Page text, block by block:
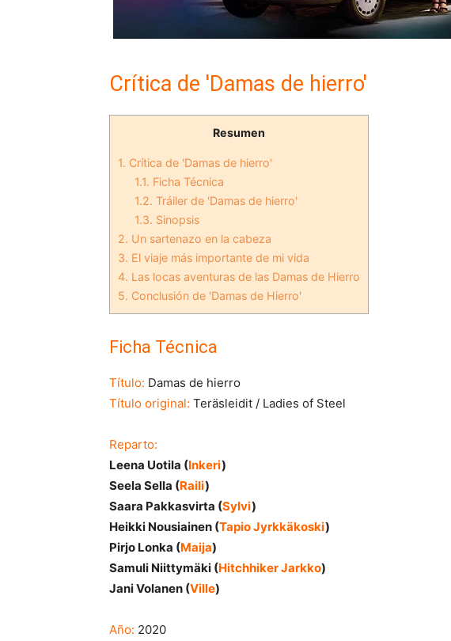
Crítica de 'Damas de hierro'
Resumen
1. Crítica de 'Damas de hierro'
1.1. Ficha Técnica
1.2. Tráiler de 'Damas de hierro'
1.3. Sinopsis
2. Un sartenazo en la cabeza
3. El viaje más importante de mi vida
4. Las locas aventuras de las Damas de Hierro
5. Conclusión de 'Damas de Hierro'
Ficha Técnica
Título: Damas de hierro
Título original: Teräsleidit / Ladies of Steel
Reparto:
Leena Uotila (Inkeri)
Seela Sella (Raili)
Saara Pakkasvirta (Sylvi)
Heikki Nousiainen (Tapio Jyrkkäkoski)
Pirjo Lonka (Maija)
Samuli Niittymäki (Hitchhiker Jarkko)
Jani Volanen (Ville)
Año: 2020